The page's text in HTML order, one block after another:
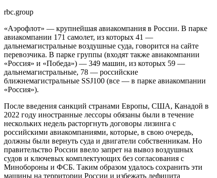
rbc.group
«Аэрофлот» — крупнейшая авиакомпания в России. В парке
авиакомпании 171 самолет, из которых 41 —
дальнемагистральные воздушные суда, говорится на сайте
перевозчика. В парке группы (входят также авиакомпании
«Россия» и «Победа») — 349 машин, из которых 59 —
дальнемагистральные, 78 — российские
ближнемагистральные SSJ100 (все — в парке авиакомпании
«Россия»).
После введения санкций странами Европы, США, Канадой в
2022 году иностранные лессоры обязаны были в течение
нескольких недель расторгнуть договоры лизинга с
российскими авиакомпаниями, которые, в свою очередь,
должны были вернуть суда и двигатели собственникам. Но
правительство России ввело запрет на вывоз воздушных
судов и ключевых комплектующих без согласования с
Минобороны и ФСБ. Таким образом удалось сохранить эти
машины на территории России и избежать дефицита